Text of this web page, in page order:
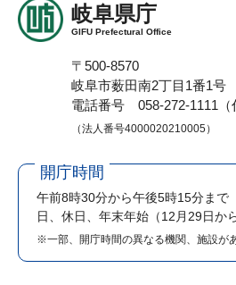
岐阜県庁
GIFU Prefectural Office
〒500-8570
岐阜市薮田南2丁目1番1号
電話番号 058-272-1111（
（法人番号4000020210005）
開庁時間
午前8時30分から午後5時15分まで
日、休日、年末年始（12月29日か
※一部、開庁時間の異なる機関、施設が